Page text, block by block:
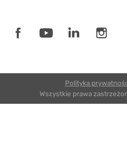
Polityka
Wszystkie prawa